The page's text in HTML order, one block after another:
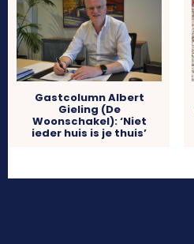
Gastcolumn Albert
Gieling (De
Woonschakel): ‘Niet
ieder huis is je thuis’